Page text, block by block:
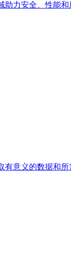
力安全、性能和
意义的数据和